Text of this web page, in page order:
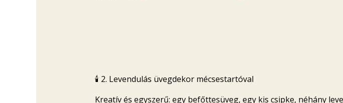
🕯️ 2. Levendulás üvegdekor mécsestartóval
Kreatív és egyszerű: egy befőttesüveg, egy kis csipke, néhány